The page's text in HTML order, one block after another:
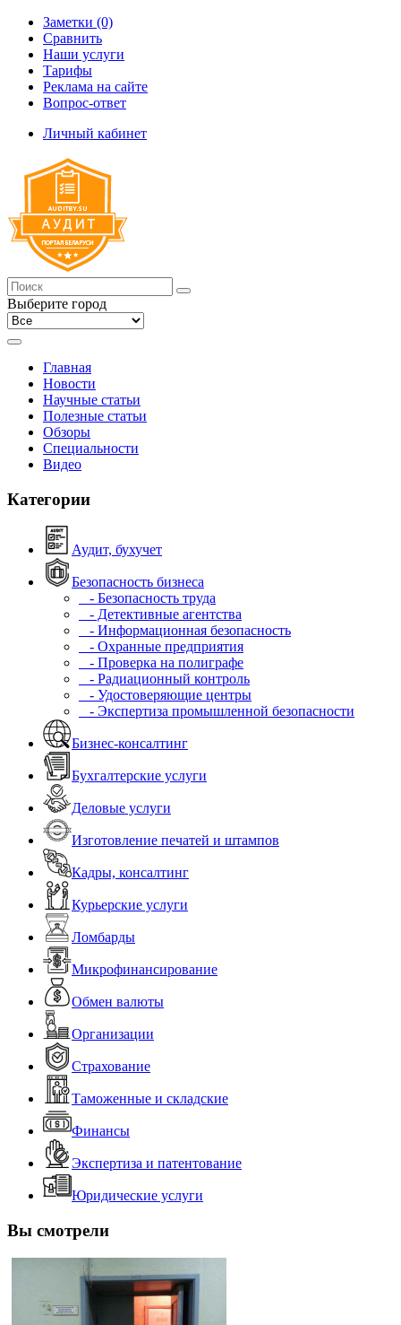
Заметки (0)
Сравнить
Наши услуги
Тарифы
Реклама на сайте
Вопрос-ответ
Личный кабинет
Выберите город
Главная
Новости
Научные статьи
Полезные статьи
Обзоры
Специальности
Видео
Категории
Аудит, бухучет
Безопасность бизнеса
- Безопасность труда
- Детективные агентства
- Информационная безопасность
- Охранные предприятия
- Проверка на полиграфе
- Радиационный контроль
- Удостоверяющие центры
- Экспертиза промышленной безопасности
Бизнес-консалтинг
Бухгалтерские услуги
Деловые услуги
Изготовление печатей и штампов
Кадры, консалтинг
Курьерские услуги
Ломбарды
Микрофинансирование
Обмен валюты
Организации
Страхование
Таможенные и складские
Финансы
Экспертиза и патентование
Юридические услуги
Вы смотрели